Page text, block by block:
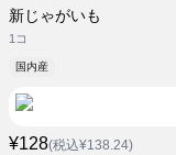
新じゃがいも
1コ
国内産
¥128(税込¥138.24)